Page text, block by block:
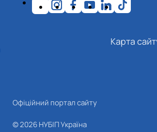
Карта
Офіційний портал сайту
© 2026 НУБІП Україна